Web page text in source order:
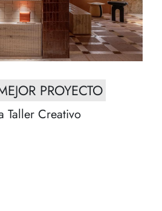
PROYECTO
Taller Creativo